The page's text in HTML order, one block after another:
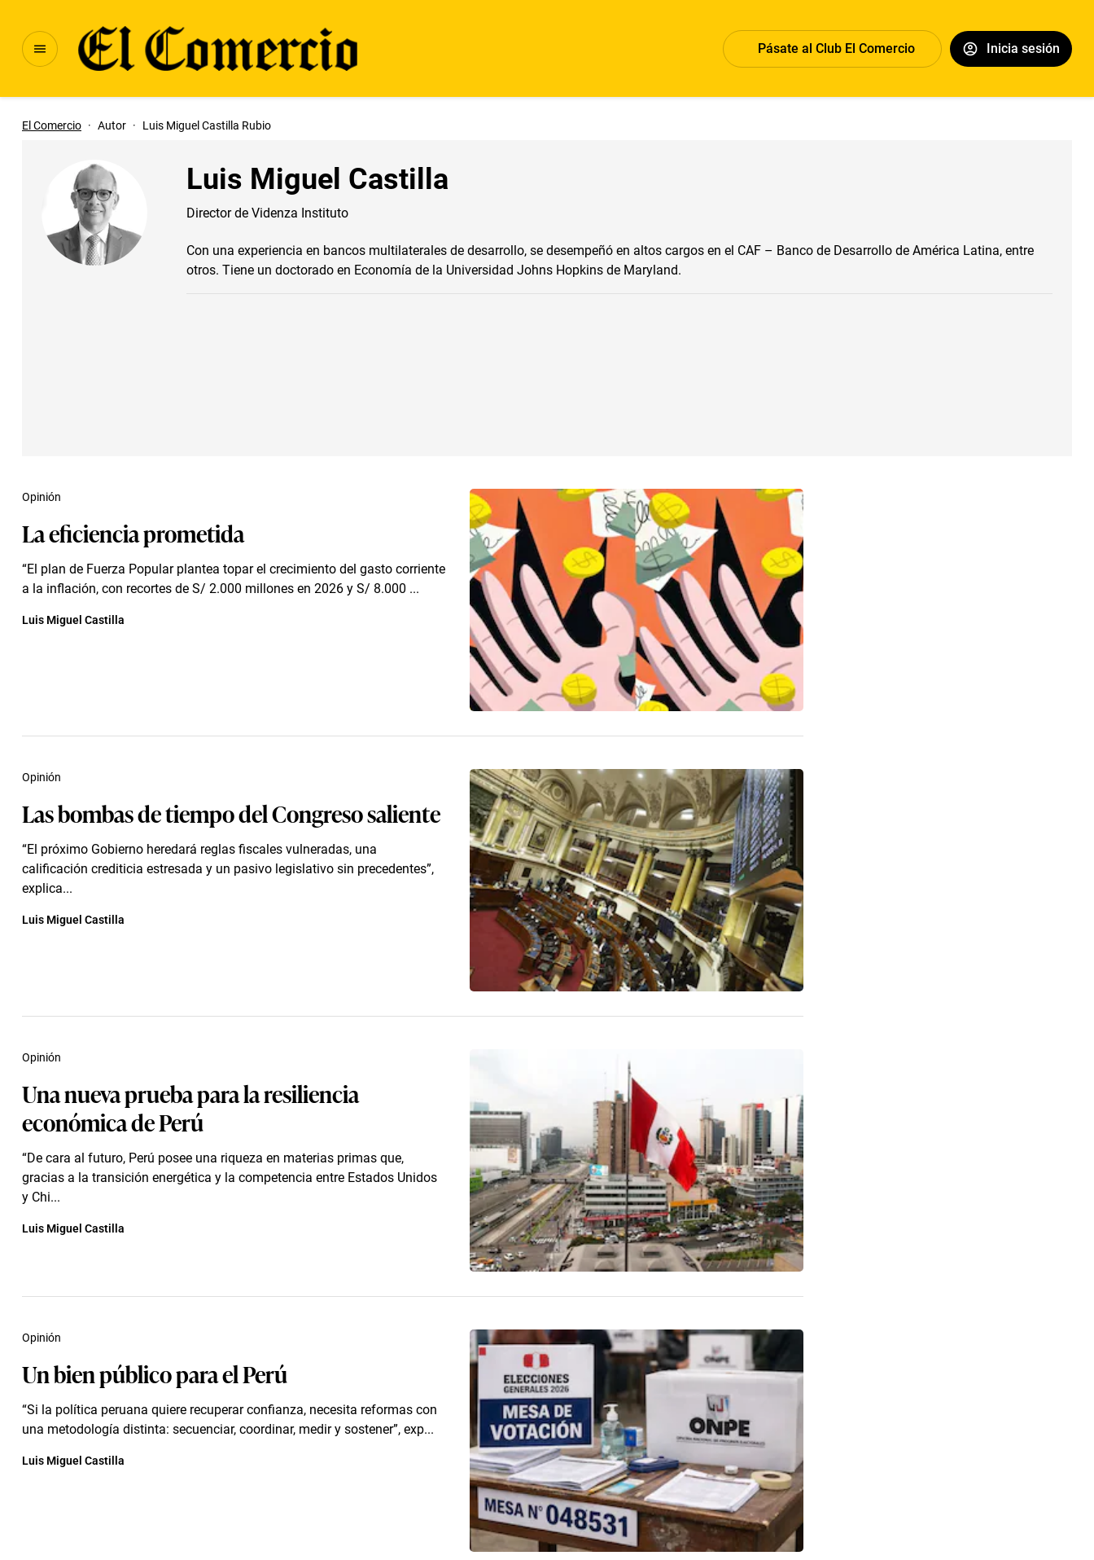
Pásate al Club El Comercio Inicia sesión
El Comercio · Autor · Luis Miguel Castilla Rubio
Luis Miguel Castilla
Director de Videnza Instituto
Con una experiencia en bancos multilaterales de desarrollo, se desempeñó en altos cargos en el CAF – Banco de Desarrollo de América Latina, entre
otros. Tiene un doctorado en Economía de la Universidad Johns Hopkins de Maryland.
La eficiencia prometida
“El plan de Fuerza Popular plantea topar el crecimiento del gasto corriente
a la inflación, con recortes de S/ 2.000 millones en 2026 y S/ 8.000 ...
Opinión
Luis Miguel Castilla
Las bombas de tiempo del Congreso saliente
“El próximo Gobierno heredará reglas fiscales vulneradas, una
calificación crediticia estresada y un pasivo legislativo sin precedentes”,
explica...
Opinión
Luis Miguel Castilla
Una nueva prueba para la resiliencia
económica de Perú
“De cara al futuro, Perú posee una riqueza en materias primas que,
gracias a la transición energética y la competencia entre Estados Unidos
y Chi...
Opinión
Luis Miguel Castilla
Un bien público para el Perú
“Si la política peruana quiere recuperar confianza, necesita reformas con
una metodología distinta: secuenciar, coordinar, medir y sostener”, exp...
Opinión
Luis Miguel Castilla